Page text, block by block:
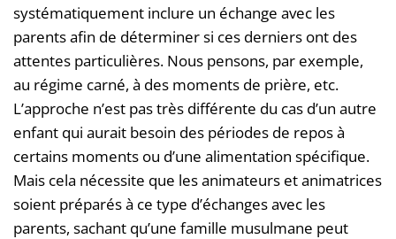
systématiquement inclure un échange avec les
parents afin de déterminer si ces derniers ont des
attentes particulières. Nous pensons, par exemple,
au régime carné, à des moments de prière, etc.
L’approche n’est pas très différente du cas d’un autre
enfant qui aurait besoin des périodes de repos à
certains moments ou d’une alimentation spécifique.
Mais cela nécessite que les animateurs et animatrices
soient préparés à ce type d’échanges avec les
parents, sachant qu’une famille musulmane peut